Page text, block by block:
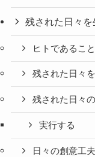
残された日々を
ヒトであるこ
残された日々
残された日々
実行する
日々の創意工夫